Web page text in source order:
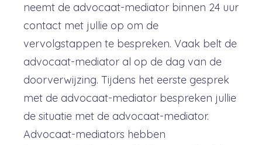
neemt de advocaat-mediator binnen 24 uur
contact met jullie op om de
vervolgstappen te bespreken. Vaak belt de
advocaat-mediator al op de dag van de
doorverwijzing. Tijdens het eerste gesprek
met de advocaat-mediator bespreken jullie
de situatie met de advocaat-mediator.
Advocaat-mediators hebben